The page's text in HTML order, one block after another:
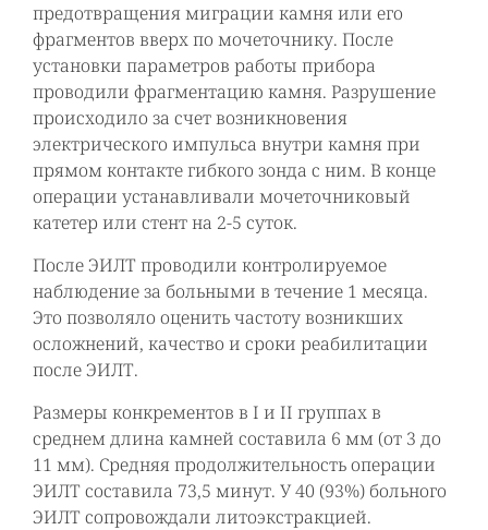
предотвращения миграции камня или его
фрагментов вверх по мочеточнику. После
установки параметров работы прибора
проводили фрагментацию камня. Разрушение
происходило за счет возникновения
электрического импульса внутри камня при
прямом контакте гибкого зонда с ним. В конце
операции устанавливали мочеточниковый
катетер или стент на 2-5 суток.
После ЭИЛТ проводили контролируемое
наблюдение за больными в течение 1 месяца.
Это позволяло оценить частоту возникших
осложнений, качество и сроки реабилитации
после ЭИЛТ.
Размеры конкрементов в I и II группах в
среднем длина камней составила 6 мм (от 3 до
11 мм). Средняя продолжительность операции
ЭИЛТ составила 73,5 минут. У 40 (93%) больного
ЭИЛТ сопровождали литоэкстракцией.